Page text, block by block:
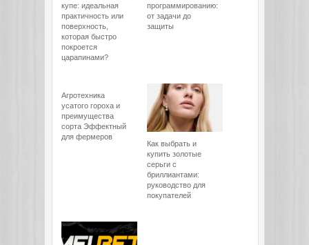
купе: идеальная
практичность или
поверхность,
которая быстро
покроется
царапинами?
программированию:
от задачи до
защиты
Агротехника
усатого гороха и
преимущества
сорта Эффектный
для фермеров
Как выбрать и
купить золотые
серьги с
бриллиантами:
руководство для
покупателей